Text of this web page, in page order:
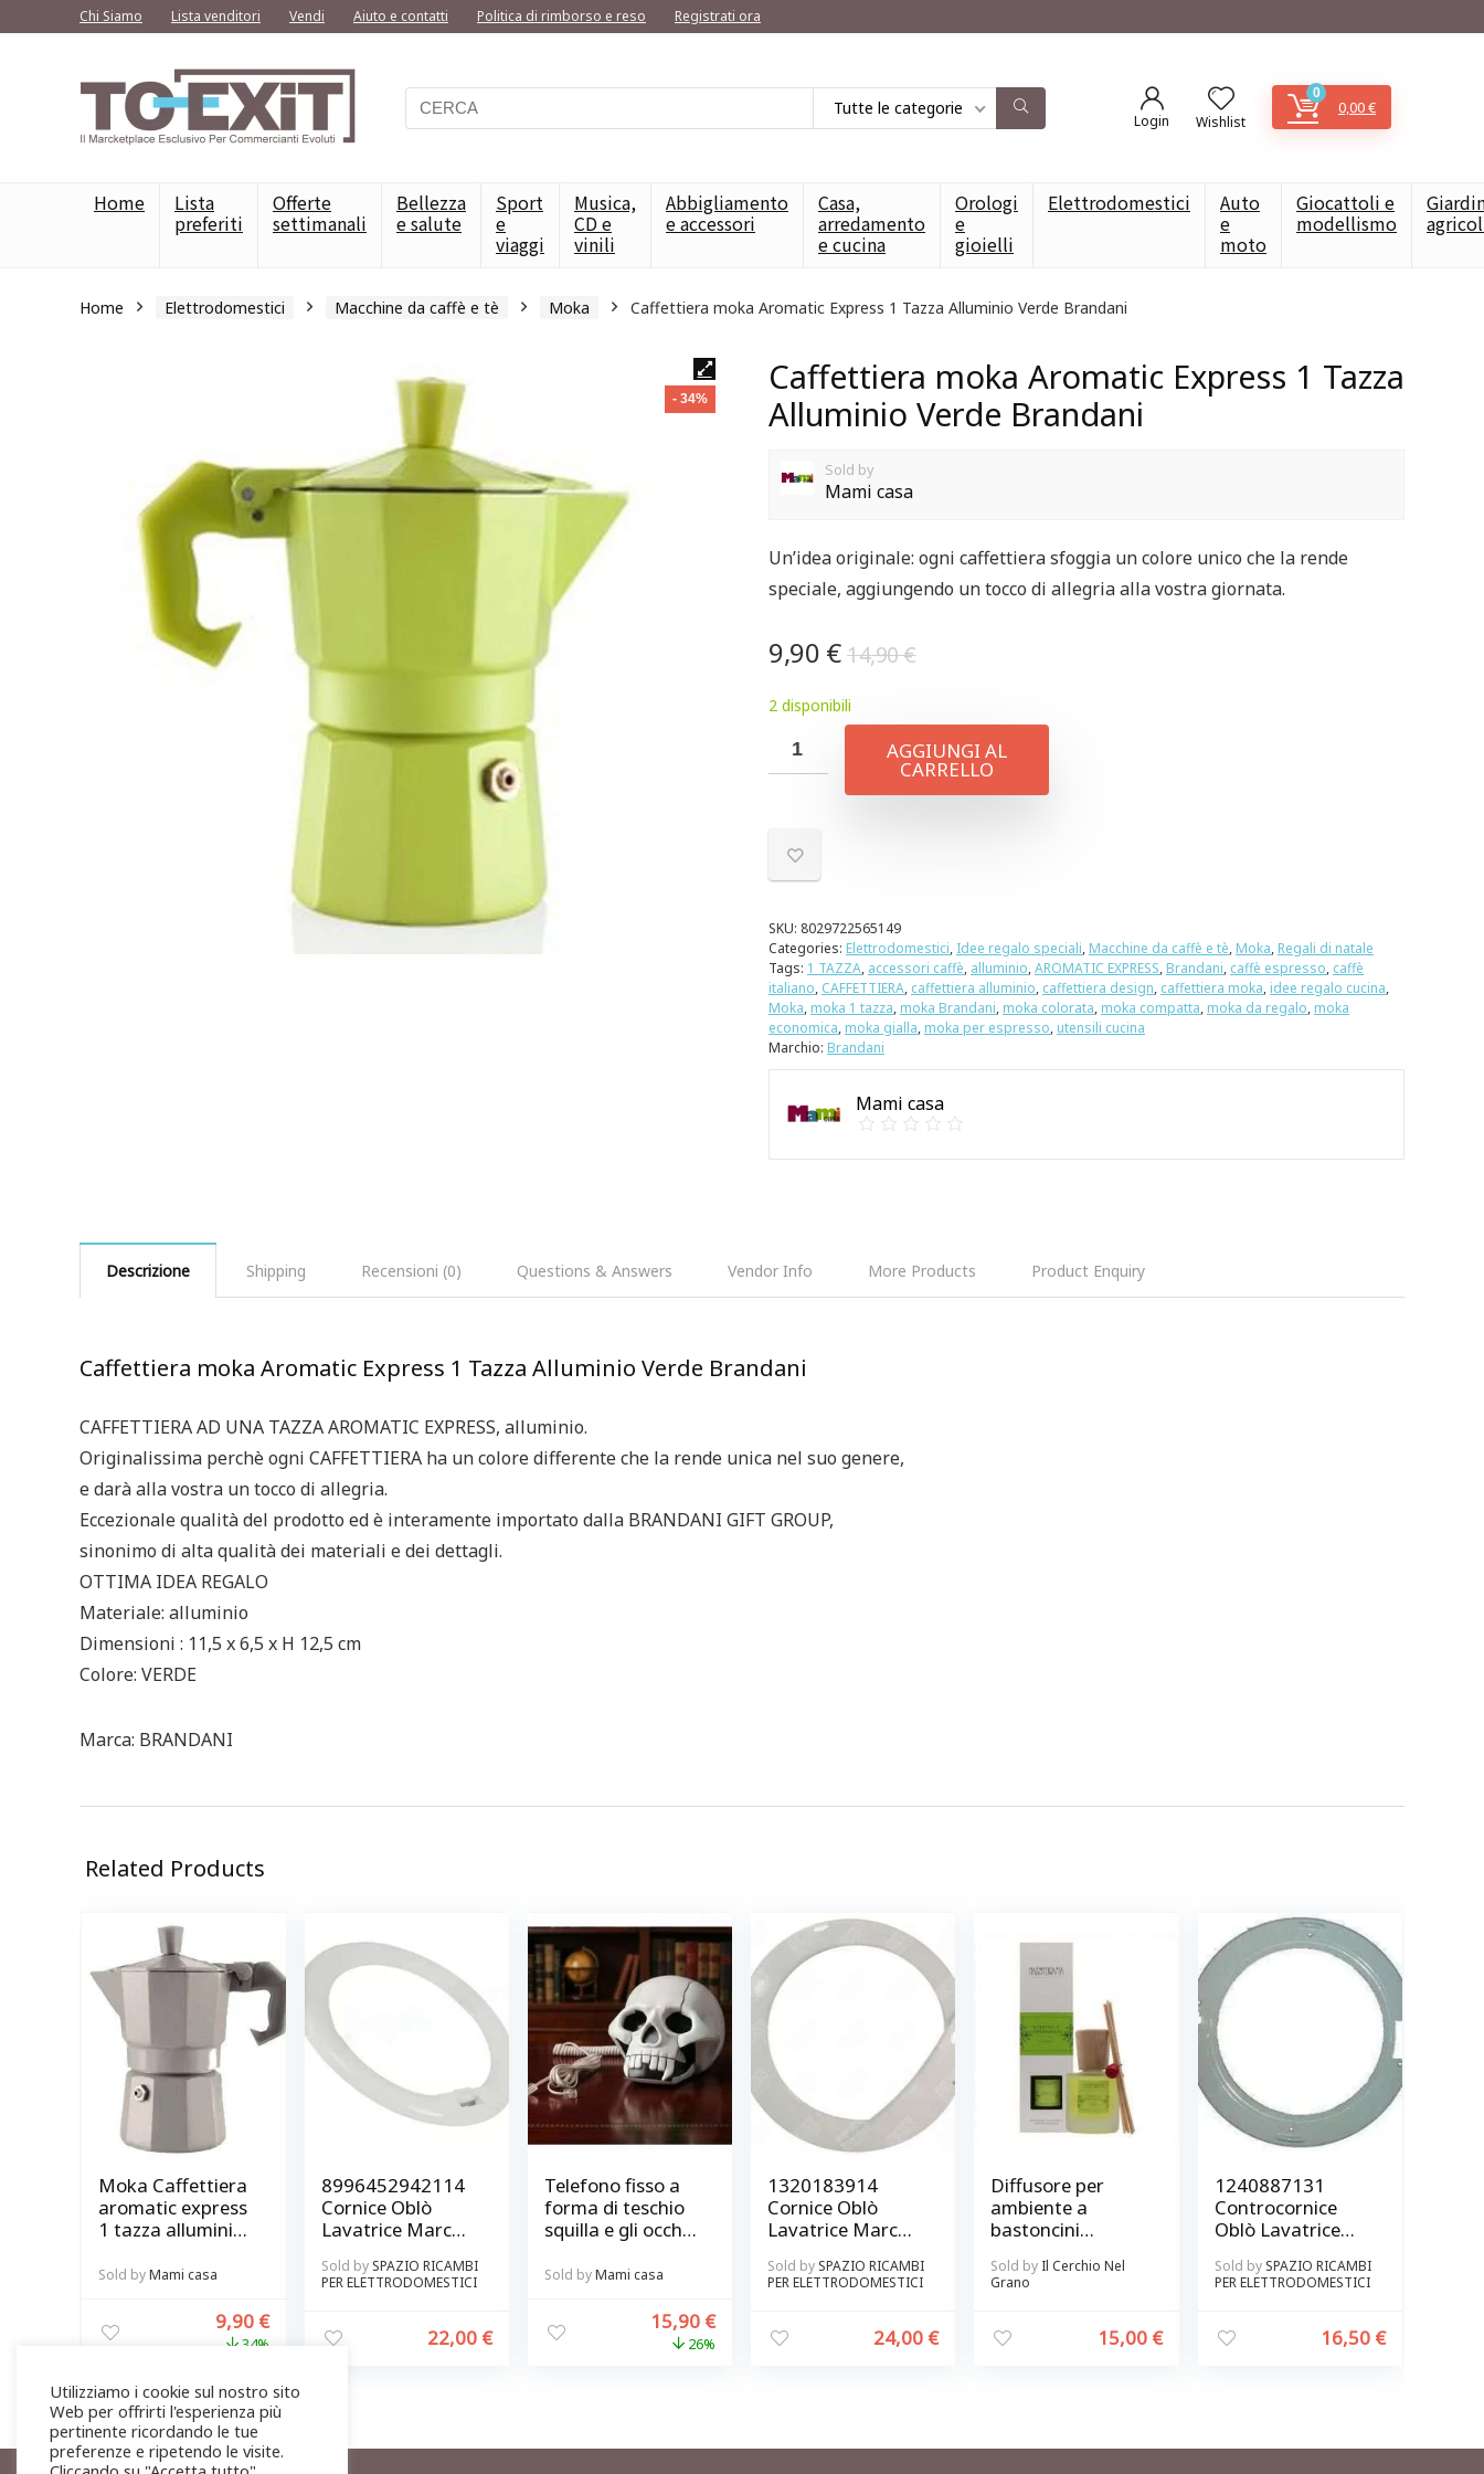
Chi Siamo Lista venditori Vendi Aiuto e contatti Politica di rimborso e reso Registrati ora
Tutte le categorie
Login Wishlist
0
0,00€
Home Lista
preferiti
Offerte
settimanali
Bellezza
e salute
Sport
e
viaggi
Musica,
CD e
vinili
Abbigliamento
e accessori
Casa,
arredamento
e cucina
Orologi
e
gioielli
Elettrodomestici Auto
e
moto
Giocattoli e
modellismo
Home Elettrodomestici Macchine da caffè e tè Moka Caffettiera moka Aromatic Express 1 Tazza Alluminio Verde Brandani
- 34%
Caffettiera moka Aromatic Express 1 Tazza
Alluminio Verde Brandani
Sold by
Mami casa
Un’idea originale: ogni caffettiera sfoggia un colore unico che la rende
speciale, aggiungendo un tocco di allegria alla vostra giornata.
14,90€
9,90 €
2 disponibili
AGGIUNGI AL
CARRELLO
SKU: 8029722565149
Categories: Elettrodomestici, Idee regalo speciali, Macchine da caffè e tè, Moka, Regali di natale
Tags: 1 TAZZA, accessori caffè, alluminio,AROMATIC EXPRESS, Brandani, caffè espresso, caffè
italiano, CAFFETTIERA, caffettiera alluminio, caffettiera design, caffettiera moka, idee regalo cucina,
Moka, moka 1 tazza, moka Brandani, moka colorata, moka compatta, moka da regalo, moka
economica, moka gialla, moka per espresso, utensili cucina
Marchio: Brandani
Mami casa
Descrizione Shipping Recensioni (0) Questions & Answers Vendor Info More Products Product Enquiry
Caffettiera moka Aromatic Express 1 Tazza Alluminio Verde Brandani
CAFFETTIERA AD UNA TAZZA AROMATIC EXPRESS, alluminio.
Originalissima perchè ogni CAFFETTIERA ha un colore differente che la rende unica nel suo genere,
e darà alla vostra un tocco di allegria.
Eccezionale qualità del prodotto ed è interamente importato dalla BRANDANI GIFT GROUP,
sinonimo di alta qualità dei materiali e dei dettagli.
OTTIMA IDEA REGALO
Materiale: alluminio
Dimensioni : 11,5 x 6,5 x H 12,5 cm
Colore: VERDE
Marca: BRANDANI
Related Products
Moka Caffettiera
aromatic express
1 tazza alluminio
BRANDANI
Sold by Mami casa
9,90 €
34%
8996452942114
Cornice Oblò
Lavatrice Marca
Originale colore
Marrone
Sold by SPAZIO RICAMBI
PER ELETTRODOMESTICI
22,00 €
Telefono fisso a
forma di teschio
squilla e gli occhi
verde Mai Uguali
Sold byMami casa
15,90 €
26%
1320183914
Cornice Oblò
Lavatrice Marca
Zoppas Originale
Sold by SPAZIO RICAMBI
PER ELETTRODOMESTICI
24,00 €
Diffusore per
ambiente a
bastoncini
Lemongrass
Sold by Il Cerchio Nel
Grano
15,00 €
1240887131
Controcornice
Oblò Lavatrice
Rex Originale
Sold by SPAZIO RICAMBI
PER ELETTRODOMESTICI
16,50 €
Utilizziamo i cookie sul nostro sito
Web per offrirti l'esperienza più
pertinente ricordando le tue
preferenze e ripetendo le visite.